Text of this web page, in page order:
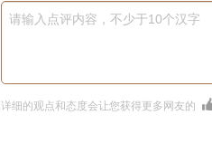
请输入点评内容，不少于10个汉字
详细的观点和态度会让您获得更多网友的